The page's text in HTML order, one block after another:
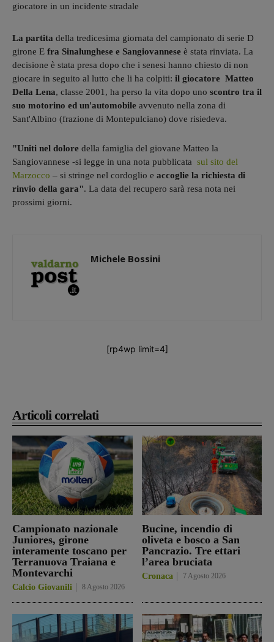
Articoli correlati
Campionato nazionale
Juniores, girone
interamente toscano per
Terranuova Traiana e
Montevarchi
Calcio Giovanili 8 Agosto 2026
Bucine, incendio di
oliveta e bosco a San
Pancrazio. Tre ettari
l’area bruciata
Cronaca 7 Agosto 2026
giocatore in un incidente stradale
La partita della tredicesima giornata del campionato di serie D
girone E fra Sinalunghese e Sangiovannese è stata rinviata. La
decisione è stata presa dopo che i senesi hanno chiesto di non
giocare in seguito al lutto che li ha colpiti: il giocatore Matteo
Della Lena, classe 2001, ha perso la vita dopo uno scontro tra il
suo motorino ed un'automobile avvenuto nella zona di
Sant'Albino (frazione di Montepulciano) dove risiedeva.
"Uniti nel dolore della famiglia del giovane Matteo la
Sangiovannese -si legge in una nota pubblicata sul sito del
Marzocco – si stringe nel cordoglio e accoglie la richiesta di
rinvio della gara". La data del recupero sarà resa nota nei
prossimi giorni.
Michele Bossini
[rp4wp limit=4]